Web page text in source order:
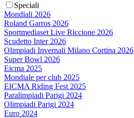
Speciali
Mondiali 2026
Roland Garros 2026
Sportmediaset Live Riccione 2026
Scudetto Inter 2026
Olimpiadi Invernali Milano Cortina 2026
Super Bowl 2026
Eicma 2025
Mondiale per club 2025
EICMA Riding Fest 2025
Paralimpiadi Parigi 2024
Olimpiadi Parigi 2024
Euro 2024